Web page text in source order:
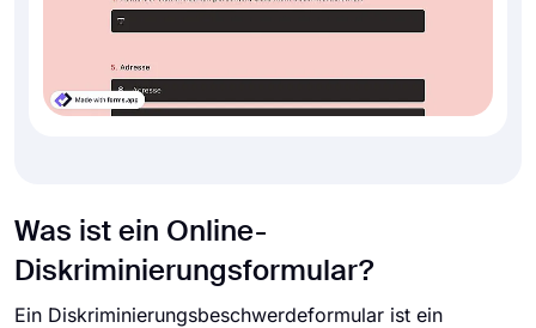
Was ist ein Online-
Diskriminierungsformular?
Ein Diskriminierungsbeschwerdeformular ist ein